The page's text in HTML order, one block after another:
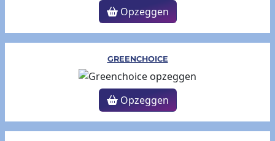
Opzeggen
GREENCHOICE
Opzeggen